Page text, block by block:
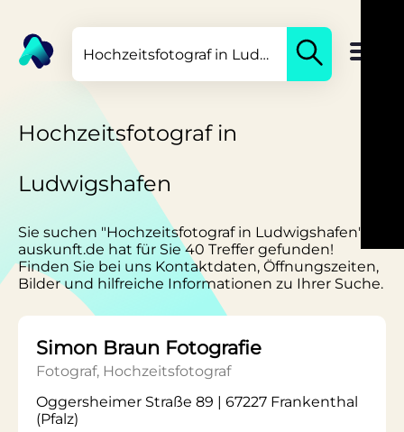
Hochzeitsfotograf in
Ludwigshafen
Sie suchen "Hochzeitsfotograf in Ludwigshafen"?
auskunft.de hat für Sie 40 Treffer gefunden!
Finden Sie bei uns Kontaktdaten, Öffnungszeiten,
Bilder und hilfreiche Informationen zu Ihrer Suche.
Simon Braun Fotografie
Fotograf, Hochzeitsfotograf
Oggersheimer Straße 89 | 67227 Frankenthal
(Pfalz)